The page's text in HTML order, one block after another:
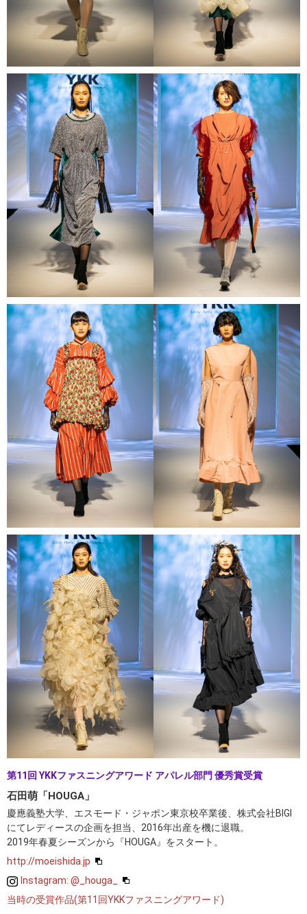
第11回 YKKファスニングアワード アパレル部門 優秀賞受賞
石田萌「HOUGA」
慶應義塾大学、エスモード・ジャポン東京校卒業後、株式会社BIGI
にてレディースの企画を担当、2016年出産を機に退職。
2019年春夏シーズンから『HOUGA』をスタート。
http://moeishida.jp
Instagram: @_houga_
当時の受賞作品(第11回YKKファスニングアワード)